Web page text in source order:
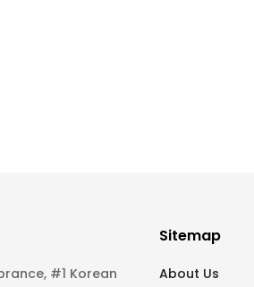
#1 Korean
Sitemap
About Us